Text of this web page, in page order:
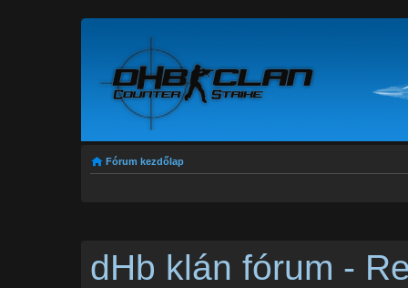
Fórum kezdőlap
dHb klán fórum -